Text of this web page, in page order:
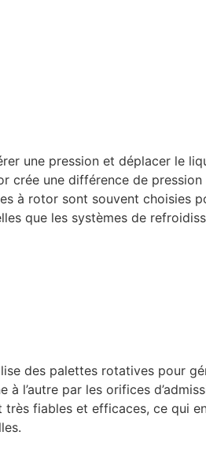
une pression et déplacer le
crée une différence de
à rotor sont souvent choisies
que les systèmes de
des palettes rotatives pour
l’autre par les orifices
fiables et efficaces, ce qui